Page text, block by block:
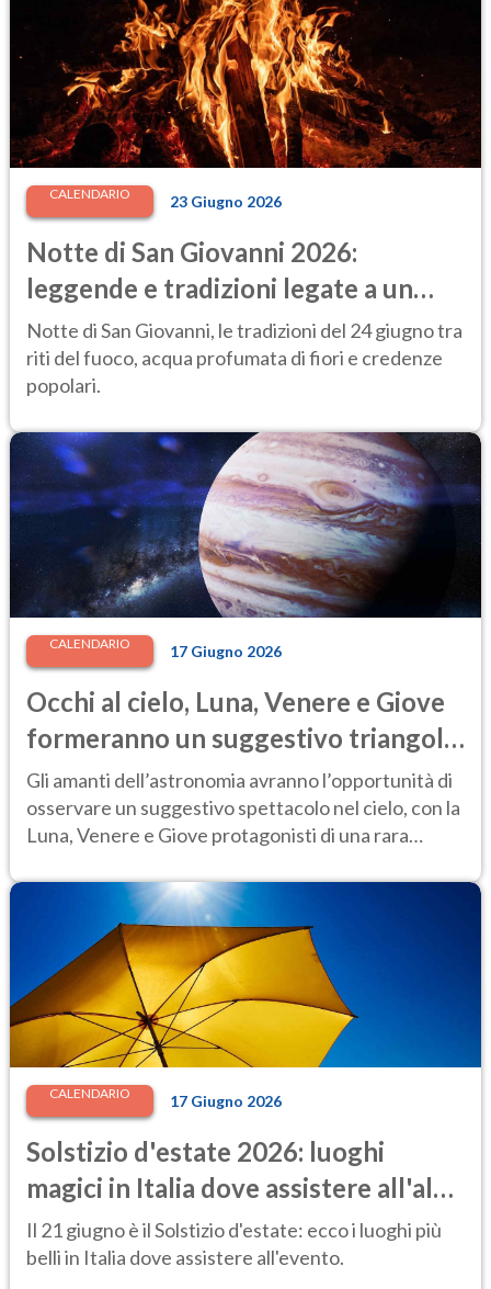
CALENDARIO 23 Giugno 2026
Notte di San Giovanni 2026:
leggende e tradizioni legate a un
momento "magico"
Notte di San Giovanni, le tradizioni del 24 giugno tra
riti del fuoco, acqua profumata di fiori e credenze
popolari.
CALENDARIO 17 Giugno 2026
Occhi al cielo, Luna, Venere e Giove
formeranno un suggestivo triangolo
luminoso: ecco quando
Gli amanti dell’astronomia avranno l’opportunità di
osservare un suggestivo spettacolo nel cielo, con la
Luna, Venere e Giove protagonisti di una rara
CALENDARIO 17 Giugno 2026
Solstizio d'estate 2026: luoghi
magici in Italia dove assistere all'alba
più speciale dell'anno
Il 21 giugno è il Solstizio d'estate: ecco i luoghi più
belli in Italia dove assistere all'evento.